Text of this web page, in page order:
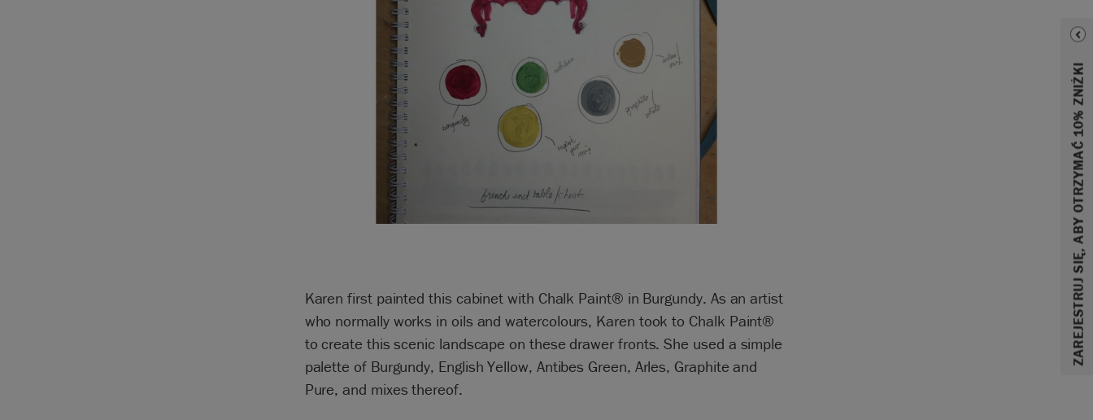
ZAREJESTRUJ SIĘ, ABY OTRZYMAĆ 10% ZNIŻKI
Karen first painted this cabinet with Chalk Paint® in Burgundy. As an artist
who normally works in oils and watercolours, Karen took to Chalk Paint®
to create this scenic landscape on these drawer fronts. She used a simple
palette of Burgundy, English Yellow, Antibes Green, Arles, Graphite and
Pure, and mixes thereof.